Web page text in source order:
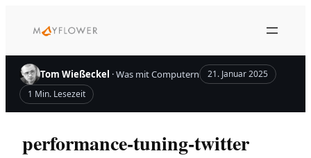
Inhalt
Tom Wießeckel · Was mit Computern
21. Januar 2025
1 Min. Lesezeit
performance-tuning-twitter